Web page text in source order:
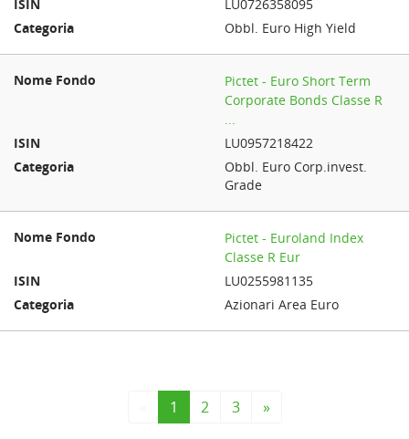
LU0726358095
Obbl. Euro High Yield
Pictet - Euro Short Term
Corporate Bonds Classe R
LU0957218422
Obbl. Euro Corp.invest.
Grade
Pictet - Euroland Index
Classe R Eur
LU0255981135
Azionari Area Euro
1 2 3 »